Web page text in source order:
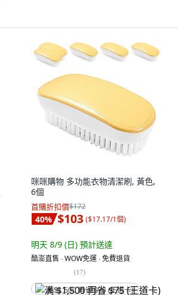
咪咪購物 多功能衣物清潔刷, 黃色,
6個
首購折扣價$172
40% $103 ($17.17/1個)
明天 8/9 (日) 預計送達
酷澎直售 ∙ WOW免運 ∙ 免費退貨
(17)
满 $1,500 再省 $75 (王道卡)